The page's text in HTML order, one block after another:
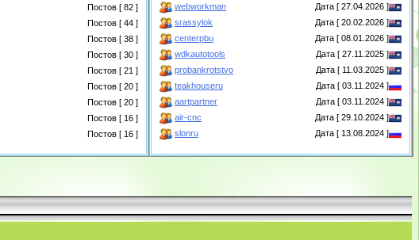
Постов [ 82 ]
Постов [ 44 ]
Постов [ 38 ]
Постов [ 30 ]
Постов [ 21 ]
Постов [ 20 ]
Постов [ 20 ]
Постов [ 16 ]
Постов [ 16 ]
webworkman
Дата [ 27.04.2026 ]
srassylok
Дата [ 20.02.2026 ]
centerpbu
Дата [ 08.01.2026 ]
wdkautotools
Дата [ 27.11.2025 ]
probankrotstvo
Дата [ 11.03.2025 ]
teakhouseru
Дата [ 03.11.2024 ]
aartpartner
Дата [ 03.11.2024 ]
air-cnc
Дата [ 29.10.2024 ]
slonru
Дата [ 13.08.2024 ]